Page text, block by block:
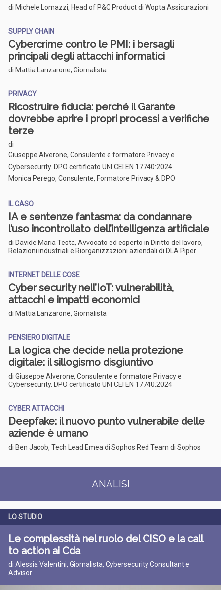
di Michele Lomazzi, Head of P&C Product di Wopta Assicurazioni
SUPPLY CHAIN
Cybercrime contro le PMI: i bersagli
principali degli attacchi informatici
di Mattia Lanzarone, Giornalista
PRIVACY
Ricostruire fiducia: perché il Garante
dovrebbe aprire i propri processi a verifiche
terze
di
Giuseppe Alverone, Consulente e formatore Privacy e
Cybersecurity. DPO certificato UNI CEI EN 17740:2024
Monica Perego, Consulente, Formatore Privacy & DPO
IL CASO
IA e sentenze fantasma: da condannare
l’uso incontrollato dell’intelligenza artificiale
di Davide Maria Testa, Avvocato ed esperto in Diritto del lavoro,
Relazioni industriali e Riorganizzazioni aziendali di DLA Piper
INTERNET DELLE COSE
Cyber security nell’IoT: vulnerabilità,
attacchi e impatti economici
di Mattia Lanzarone, Giornalista
PENSIERO DIGITALE
La logica che decide nella protezione
digitale: il sillogismo disgiuntivo
di Giuseppe Alverone, Consulente e formatore Privacy e
Cybersecurity. DPO certificato UNI CEI EN 17740:2024
CYBER ATTACCHI
Deepfake: il nuovo punto vulnerabile delle
aziende è umano
di Ben Jacob, Tech Lead Emea di Sophos Red Team di Sophos
ANALISI
LO STUDIO
Le complessità nel ruolo del CISO e la call
to action ai Cda
di Alessia Valentini, Giornalista, Cybersecurity Consultant e
Advisor